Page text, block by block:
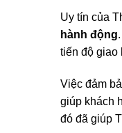
Uy tín của
hành động
tiến độ giao
Việc đảm
giúp khách
đó đã giúp